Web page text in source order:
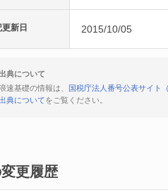
新日 2015/10/05
典について
速基礎の情報は、
国税庁法人番号公表サイト
典についてをご覧ください。
更履歴